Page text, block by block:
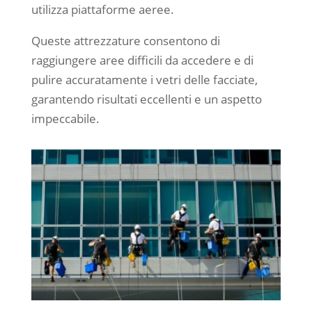
utilizza piattaforme aeree.
Queste attrezzature consentono di
raggiungere aree difficili da accedere e di
pulire accuratamente i vetri delle facciate,
garantendo risultati eccellenti e un aspetto
impeccabile.